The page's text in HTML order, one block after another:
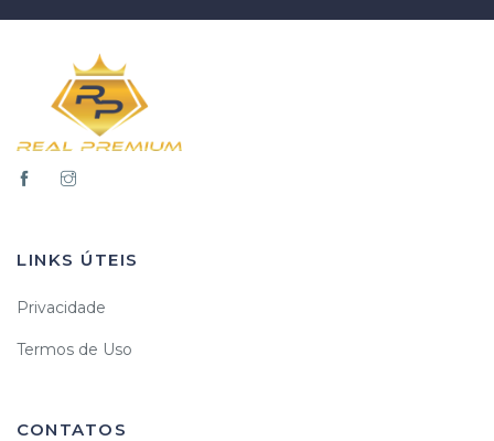
LINKS ÚTEIS
Privacidade
Termos de Uso
CONTATOS